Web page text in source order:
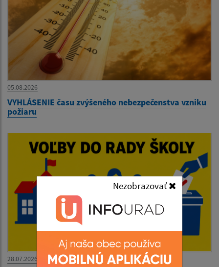
Nezobrazovať
05.08.2026
VYHLÁSENIE času zvýšeného nebezpečenstva vzniku
požiaru
28.07.2026